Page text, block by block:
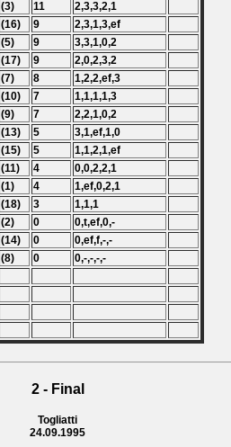
(3) 11
2,3,3,2,1
(16) 9
2,3,1,3,ef
(5) 9
3,3,1,0,2
(17) 9
2,0,2,3,2
(7) 8
1,2,2,ef,3
(10) 7
1,1,1,1,3
(9) 7
2,2,1,0,2
(13) 5
3,1,ef,1,0
(15) 5
1,1,2,1,ef
(11) 4
0,0,2,2,1
(1) 4
1,ef,0,2,1
(18) 3
1,1,1
(2) 0
0,t,ef,0,-
(14) 0
0,ef,f,-,-
(8) 0 0,-,-,-,-
2 - Final
Togliatti
24.09.1995